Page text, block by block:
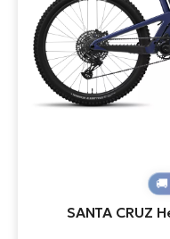
SANTA CRUZ